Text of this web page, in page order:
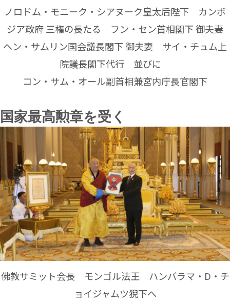
ノロドム・モニーク・シアヌーク皇太后陛下 カンボ
ジア政府 三権の長たる フン・セン首相閣下 御夫妻
ヘン・サムリン国会議長閣下 御夫妻 サイ・チュム上
院議長閣下代行 並びに
コン・サム・オール副首相兼宮内庁長官閣下
国家最高勲章を受く
佛教サミット会長 モンゴル法王 ハンバラマ・D・チ
ョイジャムツ猊下へ